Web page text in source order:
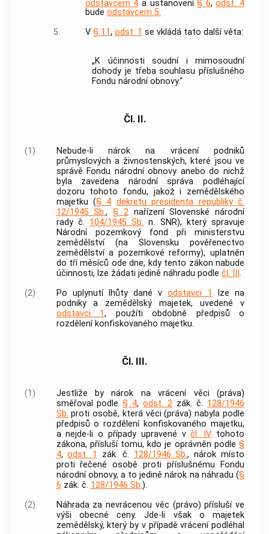
odstavcem 4 a ustanovení§ 6,odst. 4
bude odstavcem 5.
5.
V § 11, odst. 1 se vkládá tato další věta:
„K účinnosti soudní i mimosoudní
dohody je třeba souhlasu příslušného
Fondu národní obnovy.“
Čl. II.
(1)
Nebude-li nárok na vrácení podniků
průmyslových a živnostenských, které jsou ve
správě Fondu národní obnovy anebo do nichž
byla zavedena národní správa podléhající
dozoru tohoto fondu, jakož i zemědělského
majetku (§ 4 dekretu presidenta republiky č.
12/1945 Sb., § 2nařízení Slovenské národní
rady č. 104/1945 Sb. n. SNR), který spravuje
Národní pozemkový fond při ministerstvu
zemědělství (na Slovensku pověřenectvo
zemědělství a pozemkové reformy), uplatněn
do tří měsíců ode dne, kdy tento zákon nabude
účinnosti, lze žádati jedině náhradu podle čl. III .
(2)
Po uplynutí lhůty dané vodstavci 1
lze na
podniky a zemědělský majetek, uvedené v
odstavci 1, použíti obdobně předpisů o
rozdělení konfiskovaného majetku.
Čl. III.
(1)
Jestliže by nárok na vrácení věci (práva)
směřoval podle§ 4,odst. 2 zák. č. 128/1946
Sb. proti osobě, která věci (práva) nabyla podle
předpisů o rozdělení konfiskovaného majetku,
a nejde-li o případy upravené včl. IV tohoto
zákona, přísluší tomu, kdo je oprávněn podle §
4,odst. 1 zák. č. 128/1946 Sb., nárok místo
proti řečené osobě proti příslušnému Fondu
národní obnovy, a to jedině nárok na náhradu (§
6 zák. č. 128/1946 Sb.).
(2)
Náhrada za nevrácenou věc (právo) přísluší ve
výši obecné ceny. Jde-li však o majetek
zemědělský, který by v případě vrácení podléhal